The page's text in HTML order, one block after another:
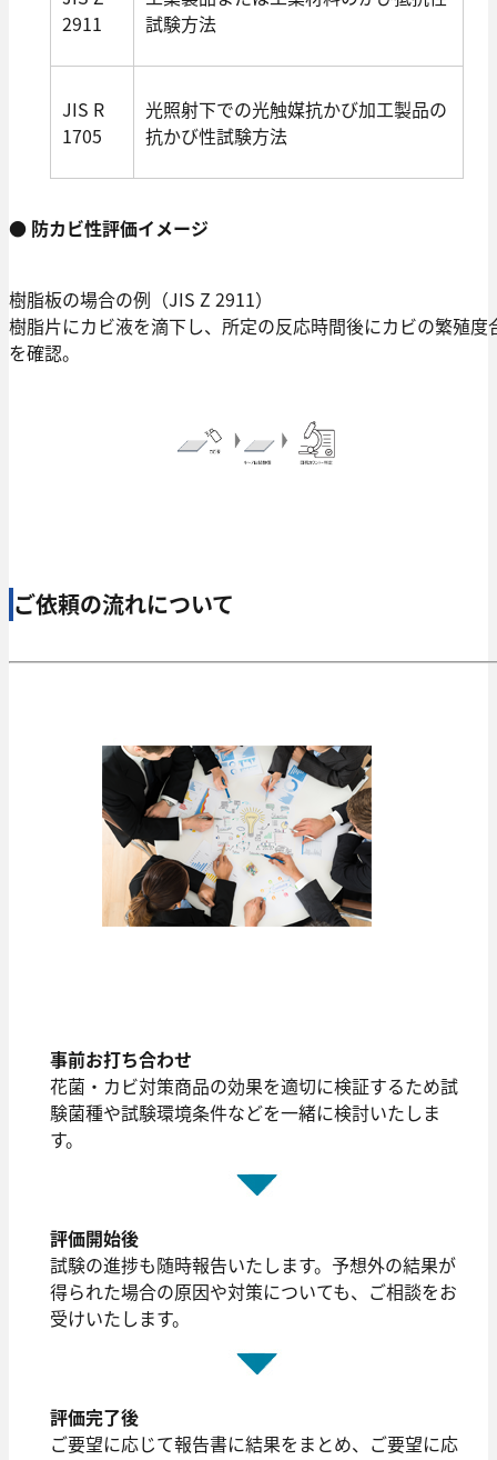
2911
試験方法
JIS R
1705
光照射下での光触媒抗かび加工製品の
抗かび性試験方法
● 防カビ性評価イメージ
樹脂板の場合の例（JIS Z 2911）
樹脂片にカビ液を滴下し、所定の反応時間後にカビの繁殖度
を確認。
ご依頼の流れについて
事前お打ち合わせ
花菌・カビ対策商品の効果を適切に検証するため試
験菌種や試験環境条件などを一緒に検討いたしま
す。
評価開始後
試験の進捗も随時報告いたします。予想外の結果が
得られた場合の原因や対策についても、ご相談をお
受けいたします。
評価完了後
ご要望に応じて報告書に結果をまとめ、ご要望に応